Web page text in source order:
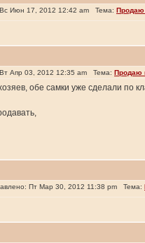
Июн 17, 2012 12:42 am Тема: Продаю
Апр 03, 2012 12:35 am Тема: Продаю
обе самки уже сделали по
Пт Мар 30, 2012 11:38 pm Тема: